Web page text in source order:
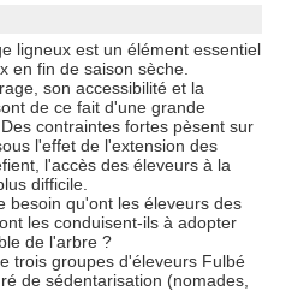
ligneux est un élément essentiel
en fin de saison sèche.
son accessibilité et la
de ce fait d'une grande
contraintes fortes pèsent sur
l'effet de l'extension des
l'accès des éleveurs à la
difficile.
besoin qu'ont les éleveurs des
les conduisent-ils à adopter
de l'arbre ?
trois groupes d'éleveurs Fulbé
de sédentarisation (nomades,